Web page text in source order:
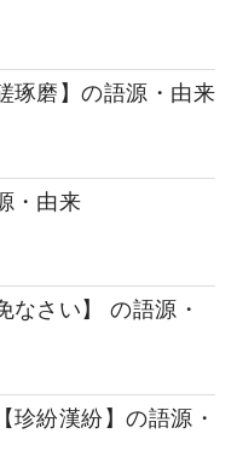
琢磨】の語源・由来
・由来
なさい】 の語源・
珍紛漢紛】の語源・